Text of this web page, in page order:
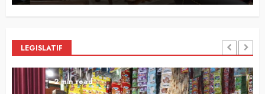
LEGISLATIF
2 min read